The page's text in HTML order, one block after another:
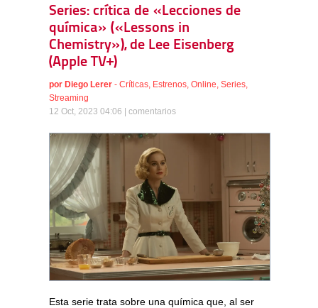
Series: crítica de «Lecciones de
química» («Lessons in
Chemistry»), de Lee Eisenberg
(Apple TV+)
por Diego Lerer - Críticas, Estrenos, Online, Series,
Streaming
12 Oct, 2023 04:06 | comentarios
Esta serie trata sobre una química que, al ser